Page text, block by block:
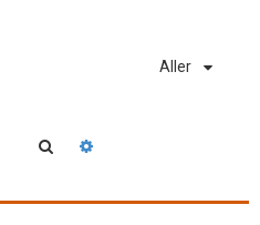
Aller
Rechercher